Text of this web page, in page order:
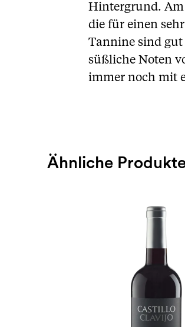
Hintergrund. Am
die für einen
Tannine sind gut
süßliche Noten
immer noch mit
Ähnliche